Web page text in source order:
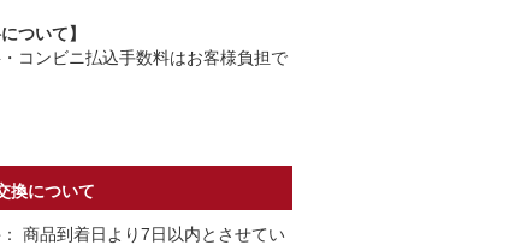
ついて】
コンビニ払込手数料はお客様負担で
換について
商品到着日より7日以内とさせてい